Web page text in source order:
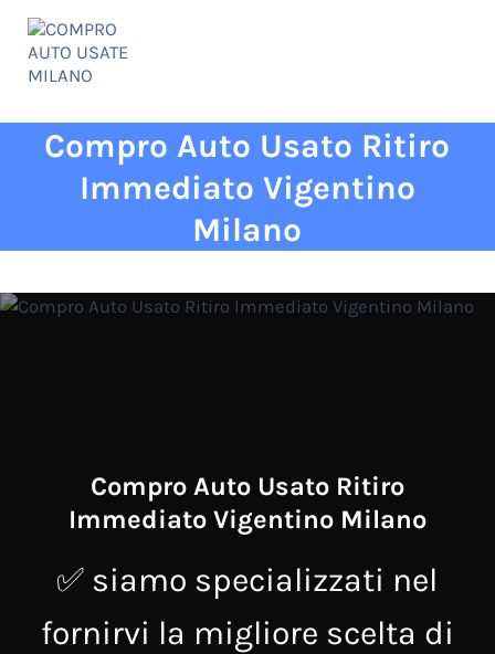
Passa al contenuto principale
Skip to header right navigation
Skip to site footer
Compro Auto Usato Ritiro
Immediato Vigentino
Milano
Compro Auto Usato Ritiro
Immediato Vigentino Milano
✅ siamo specializzati nel
fornirvi la migliore scelta di